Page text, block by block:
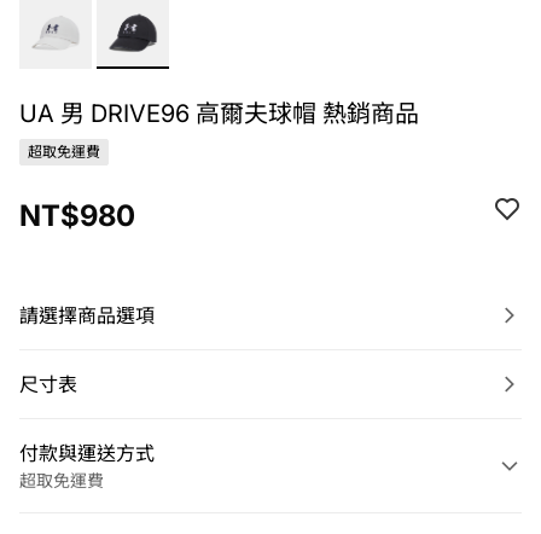
UA 男 DRIVE96 高爾夫球帽 熱銷商品
超取免運費
NT$980
請選擇商品選項
尺寸表
付款與運送方式
超取免運費